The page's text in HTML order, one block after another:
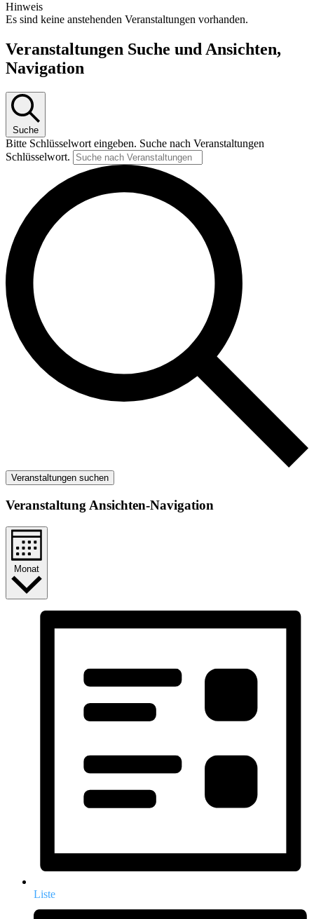
Hinweis
Es sind keine anstehenden Veranstaltungen vorhanden.
Veranstaltungen Suche und Ansichten,
Navigation
Suche
Bitte Schlüsselwort eingeben. Suche nach Veranstaltungen
Schlüsselwort.
Veranstaltungen suchen
Veranstaltung Ansichten-Navigation
Monat
Liste